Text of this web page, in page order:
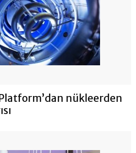
nükleerden